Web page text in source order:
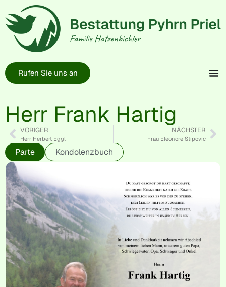
Rufen Sie uns an
Herr Frank Hartig
VORIGER
Herr Herbert Eggl
NÄCHSTER
Frau Eleonore Stipovic
Parte Kondolenzbuch